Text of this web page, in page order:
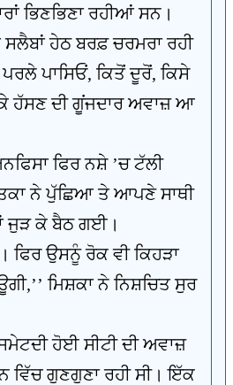
ਭਿਣਭਿਣਾ ਰਹੀਆਂ ਸਨ।
ਹੇਠ ਬਰਫ਼ ਚਰਮਰਾ ਰਹੀ
ਪਾਸਿਓਂ, ਕਿਤੋਂ ਦੂਰੋਂ, ਕਿਸੇ
ਹੱਸਣ ਦੀ ਗੂਂਜਦਾਰ ਅਵਾਜ਼ ਆ
ਫਿਰ ਨਸ਼ੇ ’ਚ ਟੱਲੀ
ਨੇ ਪੁੱਛਿਆ ਤੇ ਆਪਣੇ ਸਾਥੀ
ਜੁੜ ਕੇ ਬੈਠ ਗਈ।
ਫਿਰ ਉਸਨੂੰ ਰੋਕ ਵੀ ਕਿਹੜਾ
ਮਿਸ਼ਕਾ ਨੇ ਨਿਸ਼ਚਿਤ ਸੁਰ
ਹੋਈ ਸੀਟੀ ਦੀ ਅਵਾਜ਼
ਵਿੱਚ ਗੁਣਗੁਣਾ ਰਹੀ ਸੀ। ਇੱਕ